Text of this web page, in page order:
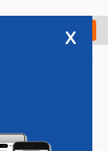
Check in
x